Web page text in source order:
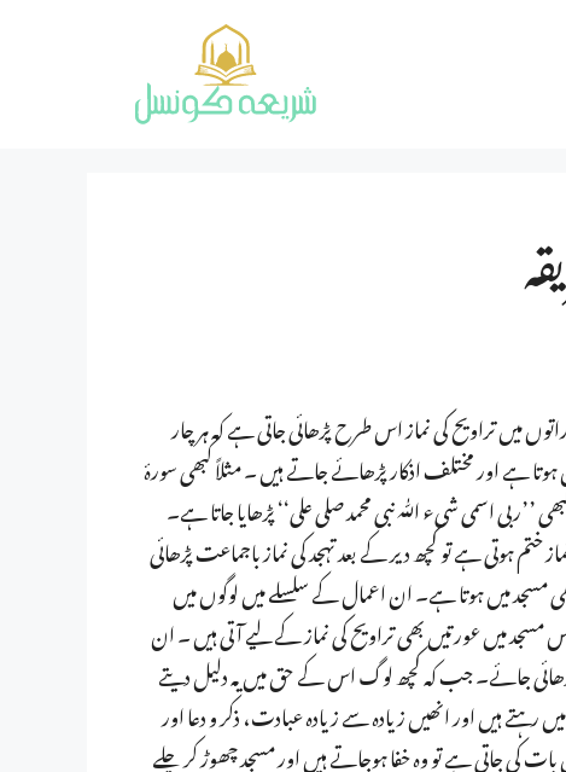
میں تراویح کی نماز اس طرح پڑھائی جاتی ہے کہ ہر چار
ہوتا ہے اور مختلف اذکار پڑھائے جاتے ہیں ۔ مثلاً کبھی سورۂ
اسمی شیء اللّٰہ نبی محمد صلی علی‘‘ پڑھایا جاتا ہے۔
ہوتی ہے تو کچھ دیر کے بعد تہجد کی نماز باجماعت پڑھائی
میں ہوتا ہے۔ ان اعمال کے سلسلے میں لوگوں میں
میں عورتیں بھی تراویح کی نماز کے لیے آتی ہیں ۔ ان
جائے۔ جب کہ کچھ لوگ اس کے حق میں یہ دلیل دیتے
ہیں اور انھیں زیادہ سے زیادہ عبادت، ذکر و دعا اور
کی جاتی ہے تو وہ خفا ہوجاتے ہیں اور مسجد چھوڑ کر چلے